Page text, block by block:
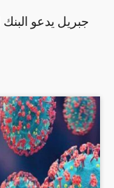
جبريل يدعو البنك